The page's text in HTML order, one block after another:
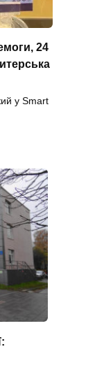
24
у Smart